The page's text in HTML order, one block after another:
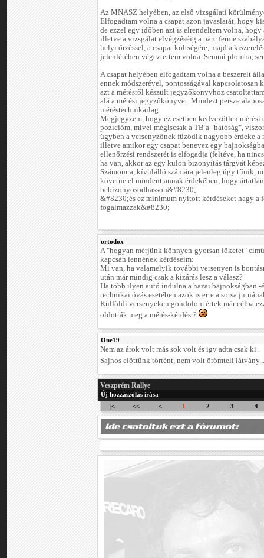
Az MNASZ helyében, az első vizsgálati
Elfogadtam volna a csapat azon javaslatát, hogy
de ezzel egy időben azt is elrendeltem volna, hogy
illetve a vizsgálat elvégzéséig a parc ferme
helyi őrzéssel, a csapat költségére, majd a
jelenlétében végeztettem volna. Semmi plomba,
A csapat helyében elfogadtam volna a beszerelt
ennek módszerével, pontosságával kapcsolatosan
azt a mérésről készült jegyzőkönyvhöz
alá a mérési jegyzőkönyvet. Mindezt persze
méréstechnikailag.
Megjegyzem, hogy ez esetben kedvezőtlen mérési
pozícióm, mivel mégiscsak a TB a "hatóság",
ügyben a versenyzőnek fűződik nagyobb érdeke a
illetve amikor egy csapat benevez egy
ellenőrzési rendszerét is elfogadja (feltéve, ha
ha van, akkor az egy külön bizonyítás tárgyát
Számomra, kívülálló számára jelenleg úgy tűnik,
követne el mindent annak érdekében, hogy
bebizonyosodhasson&#8230;
&#8230;és ez minimum nyitott kérdéseket hagy a
fogalmazzak&#8230;
ortodox
A "hogyan mérjünk könnyen-gyorsan löketet"
kapcsán lennének kérdéseim:
Mi van, ha valamelyik további versenyen is
után már mindig csak a kizárás lesz a válasz?
Ha több ilyen autó indulna a hazai bajnokságban -
technikai óvás esetében azok is erre a sorsa
Külföldi versenyeken gondolom értek már célba
oldották meg a mérés-kérdést?
One19
Nem az árok volt más sok volt és igy adta csak ki .
Sajnos elöttünk történt, nem volt örömteli
Veszprém Rallye
Új hozzászólás írása
|<
<< < 1 2 3 4